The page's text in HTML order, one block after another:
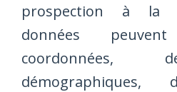
prospection à la
données
coordonnées,
démographiques,